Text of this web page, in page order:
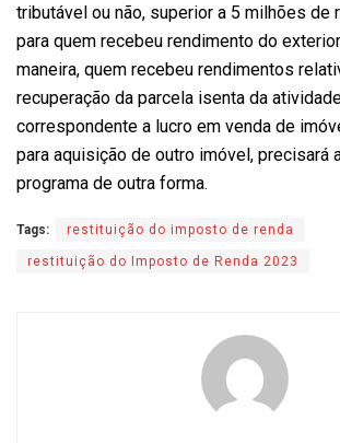
tributável ou não, superior a 5 milhões de
para quem recebeu rendimento do
maneira, quem recebeu rendimentos
recuperação da parcela isenta da
correspondente a lucro em venda de
para aquisição de outro imóvel, precisará
programa de outra forma.
Tags: restituição do imposto de renda
restituição do Imposto de Renda 2023